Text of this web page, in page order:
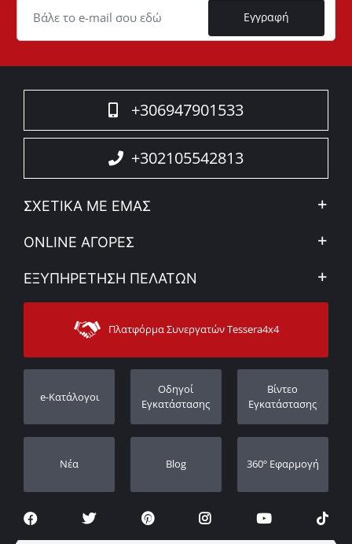
Cookie
Εγγραφή
+306947901533
+302105542813
ΣΧΕΤΙΚΑ ΜΕ ΕΜΑΣ
Η Εταιρεία
Εταιρικά νέα
Sitemap
ONLINE ΑΓΟΡΕΣ
Ο λογαριασμός μου
Τρόποι Αποστολής
ΕΞΥΠΗΡΕΤΗΣΗ ΠΕΛΑΤΩΝ
Επικοινωνία
Υποστήριξη
Πορεία παραγγελίας
Οι Αντιπρόσωποι μας
Πλατφόρμα Συνεργατών Tessera4x4
e-Κατάλογοι
Οδηγοί
Εγκατάστασης
Βίντεο
Εγκατάστασης
Νέα Blog 360º Εφαρμογή